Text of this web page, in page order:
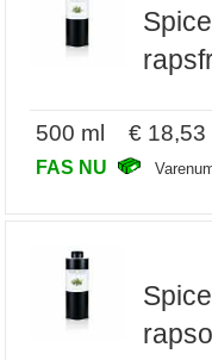
500 ml € 18,53
FAS NU